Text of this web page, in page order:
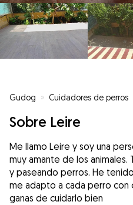
Gudog » Cuidadores de perros
Sobre Leire
Me llamo Leire y soy una
muy amante de los
y paseando perros. He
me adapto a cada perro con
ganas de cuidarlo bien